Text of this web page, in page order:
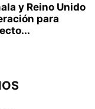
y Reino Unido
para